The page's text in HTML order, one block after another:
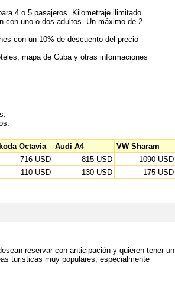
4 o 5 pasajeros. Kilometraje ilimitado.
con uno o dos adultos. Un máximo de 2
con un 10% de descuento del precio
mapa de Cuba y otras informaciones
Octavia Audi A4 VW Sharam
716 USD 815 USD
1090 USD
110 USD 130 USD
175 USD
reservar con anticipación y quieren tener un
turisticas muy populares, especialmente